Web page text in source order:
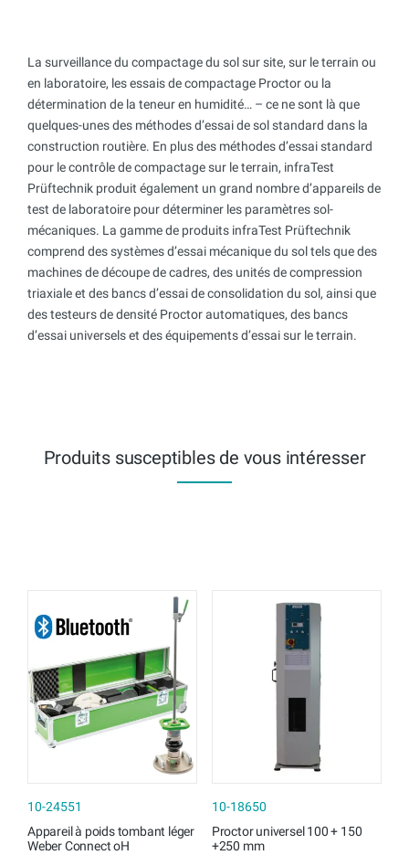
La surveillance du compactage du sol sur site, sur le terrain ou
en laboratoire, les essais de compactage Proctor ou la
détermination de la teneur en humidité… – ce ne sont là que
quelques-unes des méthodes d’essai de sol standard dans la
construction routière. En plus des méthodes d’essai standard
pour le contrôle de compactage sur le terrain, infraTest
Prüftechnik produit également un grand nombre d’appareils de
test de laboratoire pour déterminer les paramètres sol-
mécaniques. La gamme de produits infraTest Prüftechnik
comprend des systèmes d’essai mécanique du sol tels que des
machines de découpe de cadres, des unités de compression
triaxiale et des bancs d’essai de consolidation du sol, ainsi que
des testeurs de densité Proctor automatiques, des bancs
d’essai universels et des équipements d’essai sur le terrain.
Produits susceptibles de vous intéresser
10-24551
Appareil à poids tombant léger
Weber Connect oH
10-18650
Proctor universel 100 + 150
+250 mm